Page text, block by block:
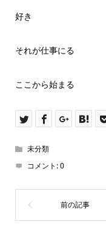
好き
それが仕事にる
ここから始まる
未分類
コメント:0